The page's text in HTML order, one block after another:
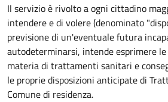
Il servizio è rivolto a ogni cittadino
intendere e di volere (denominato
previsione di un'eventuale futura
autodeterminarsi, intende esprimere
materia di trattamenti sanitari e
le proprie disposizioni anticipate di
Comune di residenza.